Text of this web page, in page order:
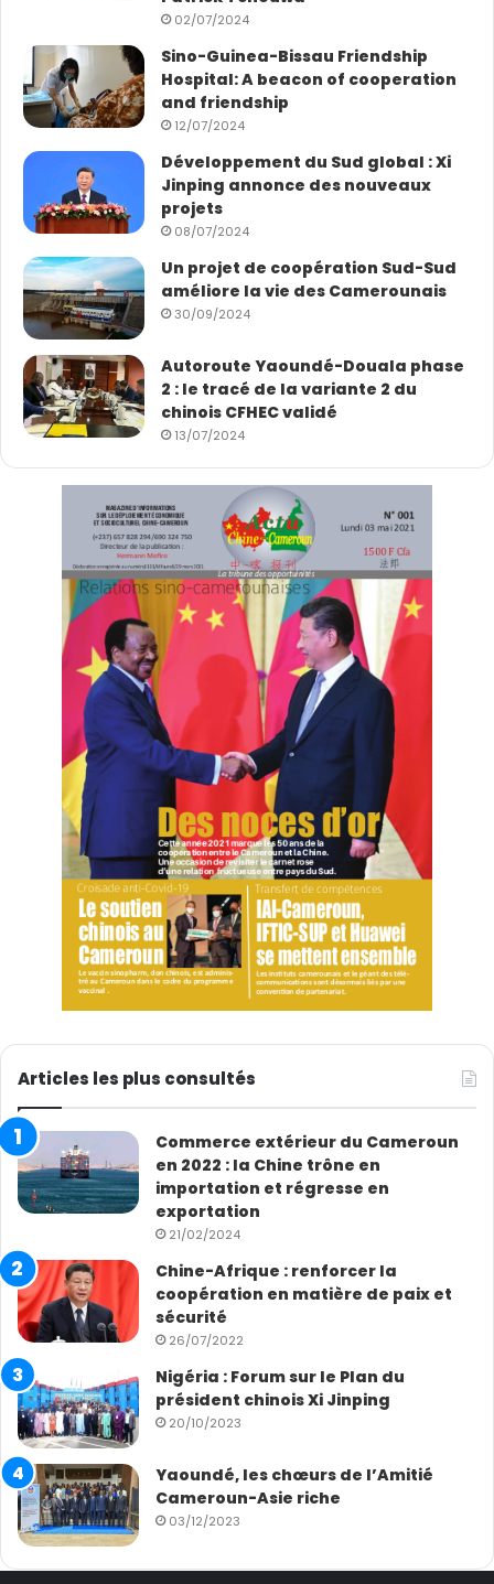
accompagnement des Investisseurs dans la mise sur
pied effectif de leurs Projets, et prestation des
services divers.
Sandrine Namen
02/07/2024
Sino-Guinea-Bissau Friendship
Hospital: A beacon of cooperation
and friendship
12/07/2024
Développement du Sud global : Xi
Jinping annonce des nouveaux
projets
08/07/2024
Un projet de coopération Sud-Sud
améliore la vie des Camerounais
30/09/2024
Autoroute Yaoundé-Douala phase
2 : le tracé de la variante 2 du
chinois CFHEC validé
13/07/2024
Articles les plus consultés
Commerce extérieur du Cameroun
en 2022 : la Chine trône en
importation et régresse en
exportation
21/02/2024
Chine-Afrique : renforcer la
coopération en matière de paix et
sécurité
26/07/2022
Nigéria : Forum sur le Plan du
président chinois Xi Jinping
20/10/2023
Yaoundé, les chœurs de l’Amitié
Cameroun-Asie riche
03/12/2023